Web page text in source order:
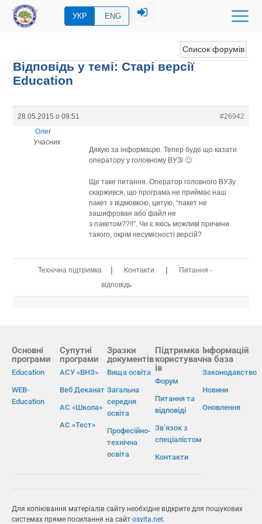
УКР ENG
Список форумів
Відповідь у темі: Старі версії
Education
28.05.2015 о 09:51
#26942
Олег
Учасник
Дякую за інформацію. Тепер буде що казати
оператору у головному ВУЗі 🙂
Ще таке питання. Оператор головного ВУЗу
скаржився, що програма не приймає наш
пакет з відмовкою, цитую, “пакет не
зашифрован або файл не
э пакетом??!!”. Чи є якісь можливі причини
такого, окрім несумісності версій?
Технічна підтримка | Контакти |
Питання -
відповідь
Основні
програми
Education
WEB-
Education
Супутні
програми
АСУ «ВНЗ»
Веб Деканат
АС «Школа»
АС «Тест»
Зразки
документів
Вища освіта
Загальна
середня
освіта
Професійно-
технічна
освіта
Підтримка
користувач
ів
Форум
Питання та
відповіді
Зв’язок з
спеціалістом
Контакти
Інформацій
на база
Законодавство
Новини
Оновлення
Для копіювання матеріалів сайту необхідне відкрите для пошукових
системах пряме посилання на сайт osvita.net.